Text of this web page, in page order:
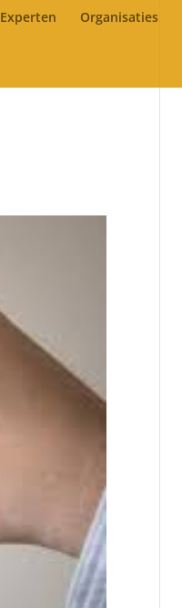
Experten Organisaties